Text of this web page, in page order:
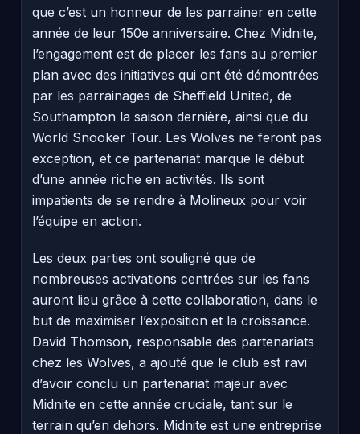
que c’est un honneur de les parrainer en cette
année de leur 150e anniversaire. Chez Midnite,
l’engagement est de placer les fans au premier
plan avec des initiatives qui ont été démontrées
par les parrainages de Sheffield United, de
Southampton la saison dernière, ainsi que du
World Snooker Tour. Les Wolves ne feront pas
exception, et ce partenariat marque le début
d’une année riche en activités. Ils sont
impatients de se rendre à Molineux pour voir
l’équipe en action.
Les deux parties ont souligné que de
nombreuses activations centrées sur les fans
auront lieu grâce à cette collaboration, dans le
but de maximiser l’exposition et la croissance.
David Thomson, responsable des partenariats
chez les Wolves, a ajouté que le club est ravi
d’avoir conclu un partenariat majeur avec
Midnite en cette année cruciale, tant sur le
terrain qu’en dehors. Midnite est une entreprise